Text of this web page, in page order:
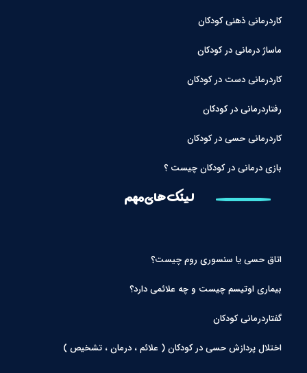
کاردرمانی ذهنی کودکان
ماساژ درمانی در کودکان
کاردرمانی دست در کودکان
رفتاردرمانی در کودکان
کاردرمانی حسی در کودکان
بازی درمانی در کودکان چیست ؟
لینک های مهم
اتاق حسی یا سنسوری روم چیست؟
بیماری اوتیسم چیست و چه علائمی دارد؟
گفتاردرمانی کودکان
اختلال پردازش حسی در کودکان ( علائم ، درمان ، تشخیص )